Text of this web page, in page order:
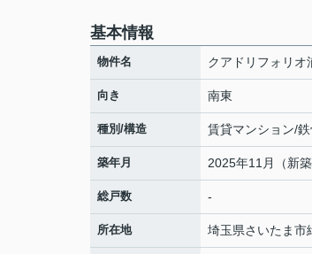
基本情報
物件名 クアドリフォリオ
向き 南東
種別/構造 賃貸マンション/
築年月 2025年11月（新築
総戸数 -
所在地 埼玉県さいたま市